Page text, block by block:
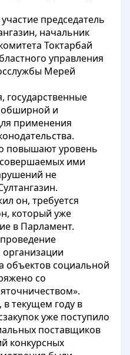
председатель
начальник
Токтарбай
управления
Мерей
обширной и
применения
повышают уровень
ими
не
он, требуется
который уже
в Парламент.
объектов социальной
со
текущем году в
уже поступило
поставщиков
конкурсных